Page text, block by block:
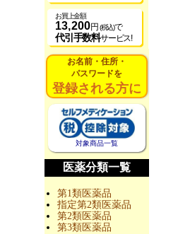
お買上金額
13,200円 (税込)で
代引手数料サービス!
お名前・住所・
パスワードを
登録される方に
対象商品一覧
医薬分類一覧
第1類医薬品
指定第2類医薬品
第2類医薬品
第3類医薬品